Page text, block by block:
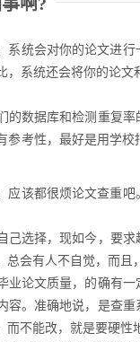
系统会对你的论文进
，系统还会将你的论
的数据库和检测重复
参考性，最好是用学
应该都很烦论文查重
己选择，现如今，要
会有人不自觉，而且
业论文质量，的确有
容。准确地说，是查
而不能改，就是要硬